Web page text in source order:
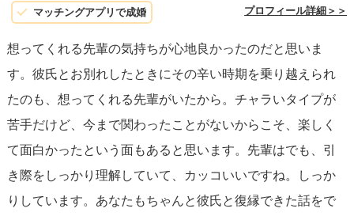
マッチングアプリで成婚 プロフィール詳細＞＞
想ってくれる先輩の気持ちが心地良かったのだと思いま
す。彼氏とお別れしたときにその辛い時期を乗り越えられ
たのも、想ってくれる先輩がいたから。チャラいタイプが
苦手だけど、今まで関わったことがないからこそ、楽しく
て面白かったという面もあると思います。先輩はでも、引
き際をしっかり理解していて、カッコいいですね。しっか
りしています。あなたもちゃんと彼氏と復縁できた話をで